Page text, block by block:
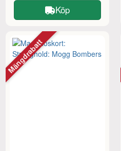
Köp
Mängdrabatt